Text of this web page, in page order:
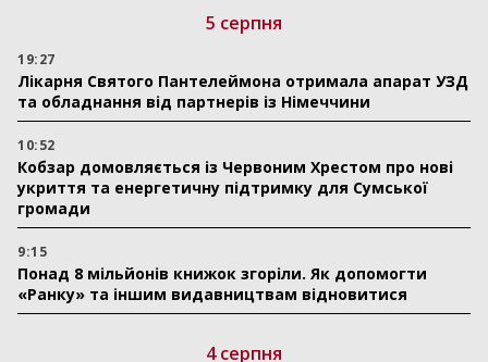
5 серпня
19:27
Лікарня Святого Пантелеймона отримала апарат УЗД
та обладнання від партнерів із Німеччини
10:52
Кобзар домовляється із Червоним Хрестом про нові
укриття та енергетичну підтримку для Сумської
громади
9:15
Понад 8 мільйонів книжок згоріли. Як допомогти
«Ранку» та іншим видавництвам відновитися
4 серпня